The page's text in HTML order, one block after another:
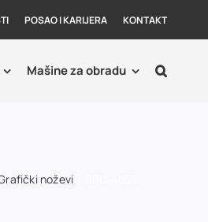
POSAO I KARIJERA KONTAKT
Mašine za obradu
noževi